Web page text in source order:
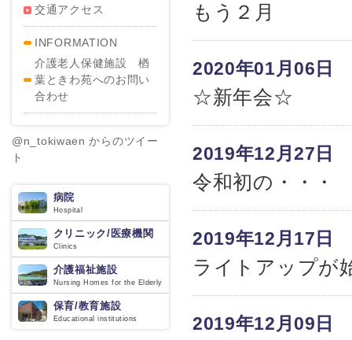
もう２月
2020年01月06日
☆新年会☆
2019年12月27日
令和初の・・・
2019年12月17日
ライトアップが
2019年12月09日
交通アクセス
INFORMATION
介護老人保健施設 楢
葉ときわ苑へのお問い
合わせ
@n_tokiwaen からのツイー
ト
病院
Hospital
クリニック/医療機関
Clinics
介護福祉施設
Nursing Homes for the Elderly
保育/教育施設
Educational institutions